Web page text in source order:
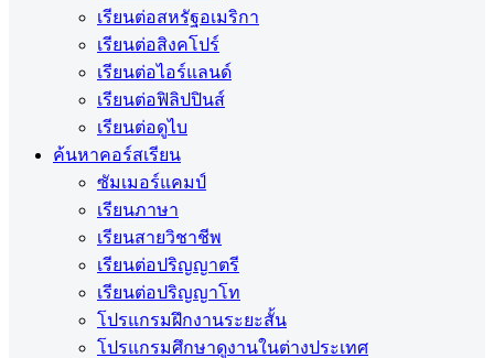
เรียนต่อสหรัฐอเมริกา
เรียนต่อสิงคโปร์
เรียนต่อไอร์แลนด์
เรียนต่อฟิลิปปินส์
เรียนต่อดูไบ
ค้นหาคอร์สเรียน
ซัมเมอร์แคมป์
เรียนภาษา
เรียนสายวิชาชีพ
เรียนต่อปริญญาตรี
เรียนต่อปริญญาโท
โปรแกรมฝึกงานระยะสั้น
โปรแกรมศึกษาดูงานในต่างประเทศ